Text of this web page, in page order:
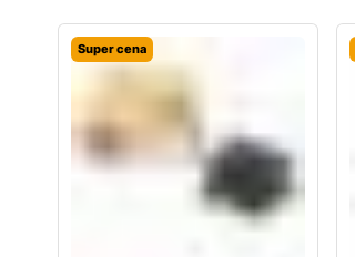
Super cena